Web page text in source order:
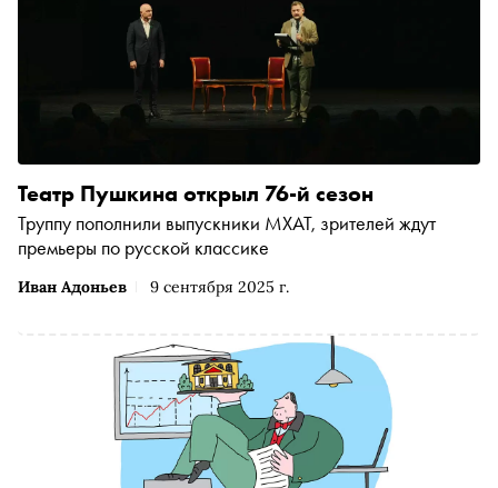
Иван Адоньев 9 сентября 2025 г.
Театр Пушкина открыл 76-й сезон
Труппу пополнили выпускники МХАТ, зрителей ждут
премьеры по русской классике